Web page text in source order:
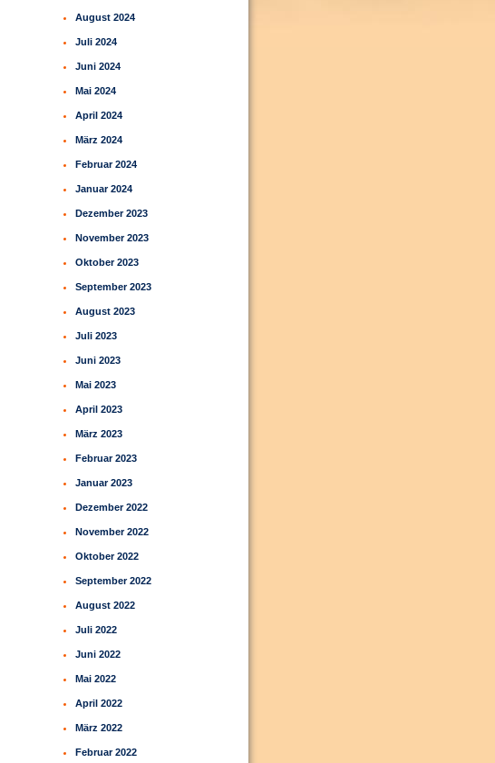
August 2024
Juli 2024
Juni 2024
Mai 2024
April 2024
März 2024
Februar 2024
Januar 2024
Dezember 2023
November 2023
Oktober 2023
September 2023
August 2023
Juli 2023
Juni 2023
Mai 2023
April 2023
März 2023
Februar 2023
Januar 2023
Dezember 2022
November 2022
Oktober 2022
September 2022
August 2022
Juli 2022
Juni 2022
Mai 2022
April 2022
März 2022
Februar 2022